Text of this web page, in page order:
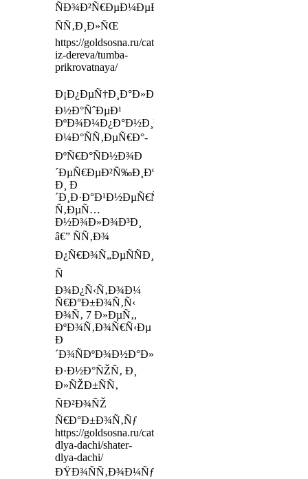
ÑÐ¾Ð²Ñ€ÐµÐ¼ÐµÐ½Ð½Ñ‹Ð¹
ÑÑ‚Ð¸Ð»ÑŒ
https://goldsosna.ru/category/mebel-
iz-dereva/tumba-
prikrovatnaya/
Ð¡Ð¿ÐµÑ†Ð¸Ð°Ð»Ð¸ÑÑ‚Ñ‹
Ð½Ð°ÑˆÐµÐ¹
ÐºÐ¾Ð¼Ð¿Ð°Ð½Ð¸Ð¸,
Ð¼Ð°ÑÑ‚ÐµÑ€Ð°-
ÐºÑ€Ð°ÑÐ½Ð¾Ð
´ÐµÑ€ÐµÐ²Ñ‰Ð¸ÐºÐ¸
Ð¸ Ð
´Ð¸Ð·Ð°Ð¹Ð½ÐµÑ€Ñ‹,
Ñ‚ÐµÑ…
Ð½Ð¾Ð»Ð¾Ð³Ð¸
â€” ÑÑ‚Ð¾
Ð¿Ñ€Ð¾Ñ„ÐµÑÑÐ¸Ð¾Ð½Ð°Ð»Ñ‹
Ñ
Ð¾Ð¿Ñ‹Ñ‚Ð¾Ð¼
Ñ€Ð°Ð±Ð¾Ñ‚Ñ‹
Ð¾Ñ‚ 7 Ð»ÐµÑ‚,
ÐºÐ¾Ñ‚Ð¾Ñ€Ñ‹Ðµ
Ð
´Ð¾ÑÐºÐ¾Ð½Ð°Ð»ÑŒÐ½Ð¾
Ð·Ð½Ð°ÑŽÑ‚ Ð¸
Ð»ÑŽÐ±ÑÑ‚
ÑÐ²Ð¾ÑŽ
Ñ€Ð°Ð±Ð¾Ñ‚Ñƒ
https://goldsosna.ru/category/mebel-
dlya-dachi/shater-
dlya-dachi/
ÐŸÐ¾ÑÑ‚Ð¾Ð¼Ñƒ